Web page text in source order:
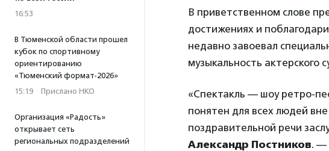
16:53
В Тюменской области прошел
кубок по спортивному
ориентированию
«Тюменский формат-2026»
15:19 · Прислано НКО
Организация «Радость»
открывает сеть
региональных подразделений
В приветственном слове
достижениях и
недавно завоевал
музыкальность актерского
«Спектакль — шоу ретро-
понятен для всех людей
поздравительной речи
Александр Постников. —